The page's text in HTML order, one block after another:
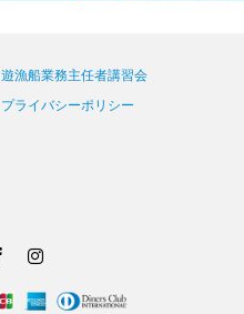
遊漁船業務主任者講習会
プライバシーポリシー